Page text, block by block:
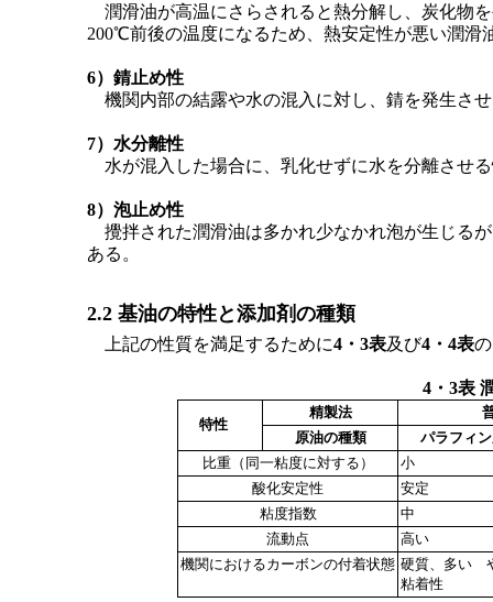
潤滑油が高温にさらされると熱分解し、炭化物
200℃前後の温度になるため、熱安定性が悪い潤滑
6）錆止め性
機関内部の結露や水の混入に対し、錆を発生さ
7）水分離性
水が混入した場合に、乳化せずに水を分離させ
8）泡止め性
攪拌された潤滑油は多かれ少なかれ泡が生じる
ある。
2.2 基油の特性と添加剤の種類
上記の性質を満足するために4・3表及び4・4表
4・3表
特性
精製法
原油の種類
パラフィ
比重（同一粘度に対する）
小
酸化安定性
安定
粘度指数
中
流動点
高い
機関におけるカーボンの付着状態 硬質、多い
粘着性